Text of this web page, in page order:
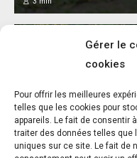
Gérer le
cookies
Pour offrir les meilleures
telles que les cookies pour
appareils. Le fait de consentir
traiter des données telles que
uniques sur ce site. Le fait de
L’association
des « tirs
sauvages déjà
d’Achères-la-Forêt